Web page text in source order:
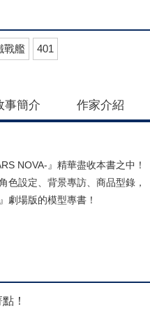
戰艦 401
事簡介 作家介紹
NOVA-』精華盡收本書之中！
色設定、背景專訪、商品型錄，
劇場版的模型專書！
！